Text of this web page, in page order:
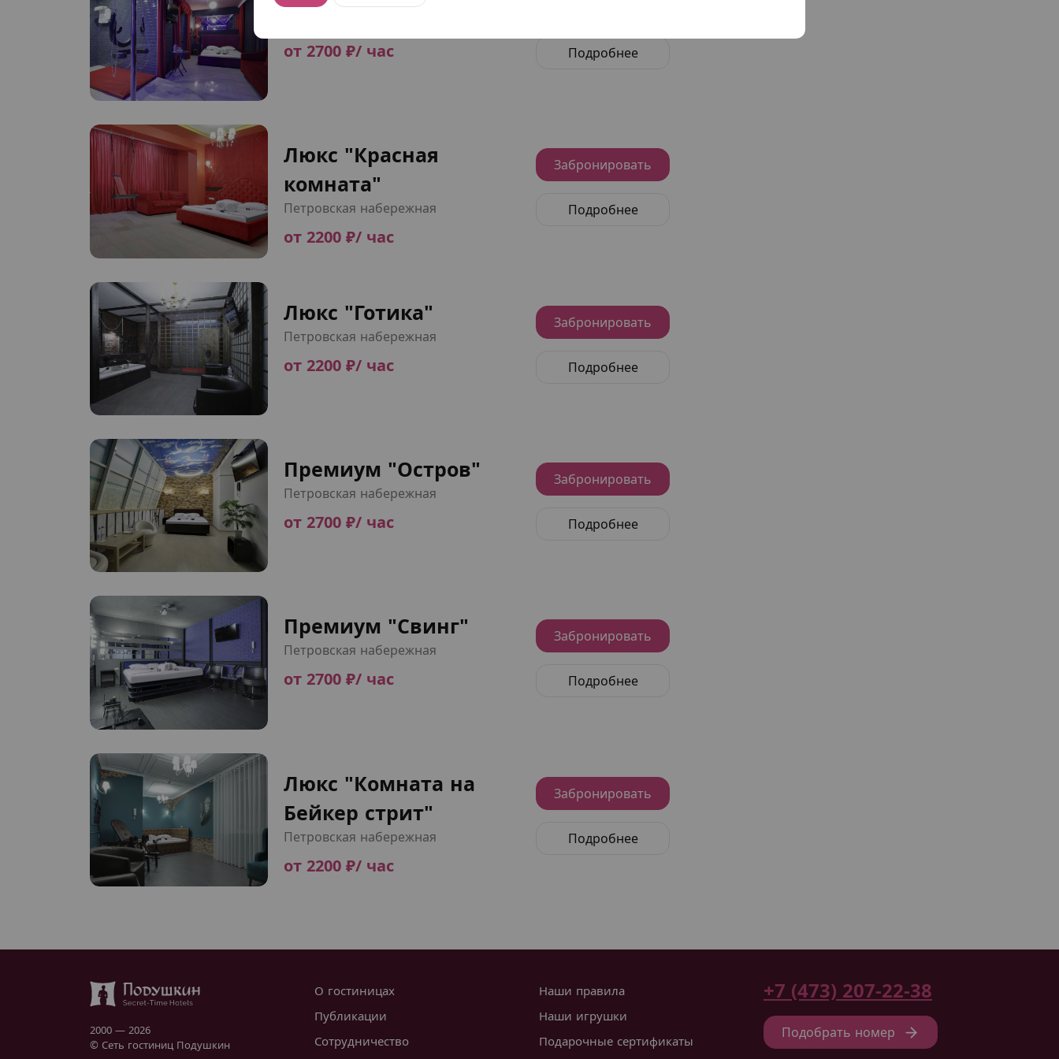
от 2700 ₽/ час Подробнее
Люкс "Красная
комната"
Петровская набережная
от 2200 ₽/ час
Забронировать
Подробнее
Люкс "Готика"
Петровская набережная
от 2200 ₽/ час
Забронировать
Подробнее
Премиум "Остров"
Петровская набережная
от 2700 ₽/ час
Забронировать
Подробнее
Премиум "Свинг"
Петровская набережная
от 2700 ₽/ час
Забронировать
Подробнее
Люкс "Комната на
Бейкер стрит"
Петровская набережная
от 2200 ₽/ час
Забронировать
Подробнее
2000 — 2026
© Сеть гостиниц Подушкин
О гостиницах
Публикации
Сотрудничество
Наши правила
Наши игрушки
Подарочные сертификаты
+7 (473) 207-22-38
Подобрать номер